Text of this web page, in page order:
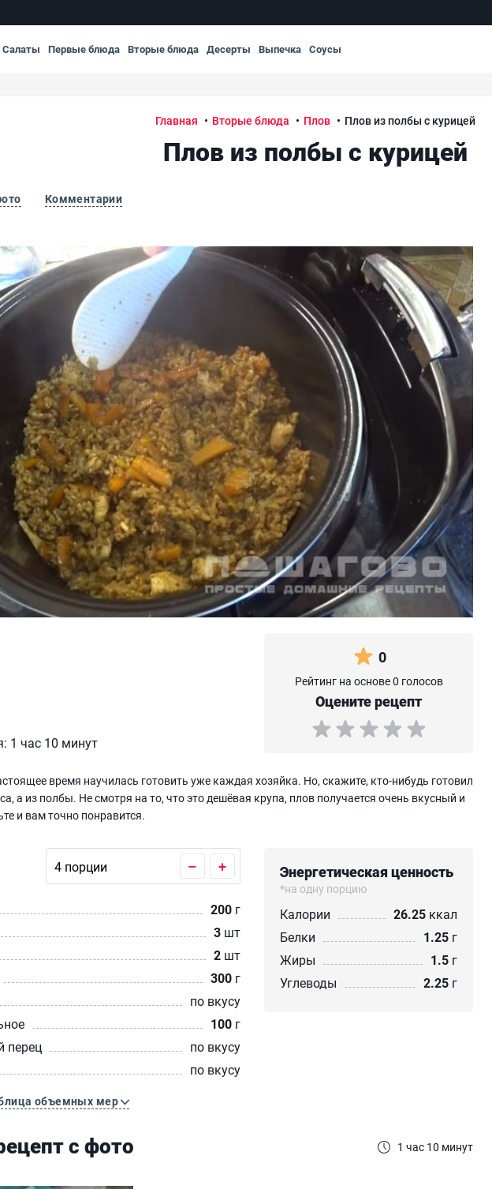
Салаты Первые блюда Вторые блюда Десерты Выпечка Соусы
Главная Вторые блюда Плов Плов из полбы с курицей
Плов из полбы с курицей
Комментарии
1 час 10 минут
0
Рейтинг на основе 0 голосов
Оцените рецепт
время научилась готовить уже каждая хозяйка. Но, скажите, кто-нибудь готовил
а из полбы. Не смотря на то, что это дешёвая крупа, плов получается очень вкусный и
и вам точно понравится.
– +
200 г
3 шт
2 шт
300 г
по вкусу
100 г
перец
по вкусу
по вкусу
объемных мер
Энергетическая ценность
*на одну порцию
Калории 26.25 ккал
Белки
1.25 г
Жиры
1.5 г
Углеводы
2.25 г
с фото 1 час 10 минут